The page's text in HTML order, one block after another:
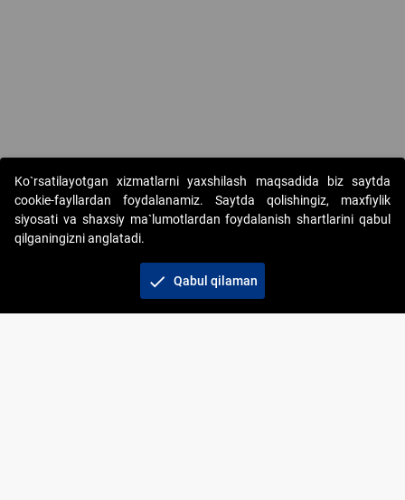
Copyright © 2017-2026. "Elektron onlayn-auksionlarni
tashkil etish" AJ. Barcha huquqlar himoyalangan
Ko`rsatilayotgan xizmatlarni yaxshilash maqsadida biz saytda
cookie-fayllardan foydalanamiz. Saytda qolishingiz, maxfiylik
siyosati va shaxsiy ma`lumotlardan foydalanish shartlarini qabul
qilganingizni anglatadi.
check Qabul qilaman